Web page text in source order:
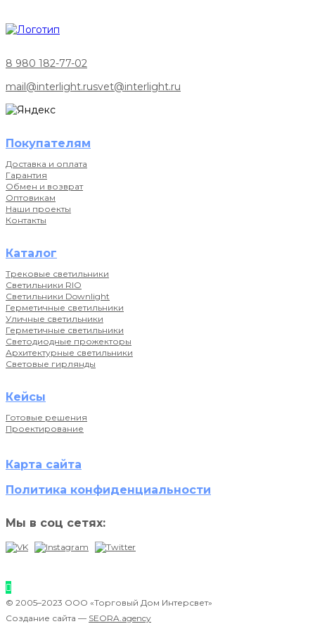
8 980 182-77-02
mail@interlight.rusvet@interlight.ru
Покупателям
Доставка и оплата
Гарантия
Обмен и возврат
Оптовикам
Наши проекты
Контакты
Каталог
Трековые светильники
Светильники RIO
Светильники Downlight
Герметичные светильники
Уличные светильники
Герметичные светильники
Светодиодные прожекторы
Архитектурные светильники
Световые гирлянды
Кейсы
Готовые решения
Проектирование
Карта сайта
Политика конфиденциальности
Мы в соц сетях:
© 2005–2023 ООО «Торговый Дом Интерсвет»
Создание сайта — SEORA.agency